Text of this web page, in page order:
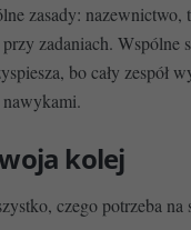
zasady: nazewnictwo,
zadaniach. Wspólne
bo cały zespół
kolej
czego potrzeba na